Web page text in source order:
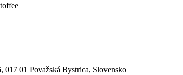
01 Považská Bystrica, Slovensko